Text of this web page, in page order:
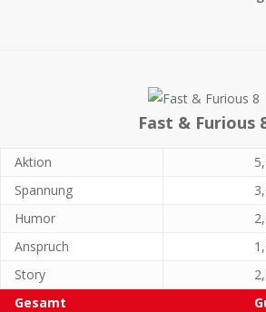
Fast & Furious
Aktion
Spannung
Humor
Anspruch
Story
Gesamt